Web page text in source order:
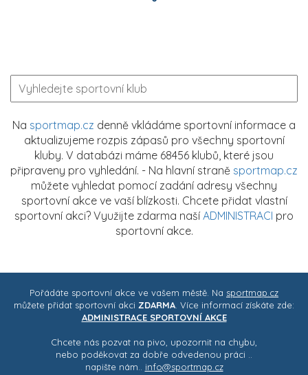
Na sportmap.cz denně vkládáme sportovní informace a
aktualizujeme rozpis zápasů pro všechny sportovní
kluby. V databázi máme 68456 klubů, které jsou
připraveny pro vyhledání. - Na hlavní straně sportmap.cz
můžete vyhledat pomocí zadání adresy všechny
sportovní akce ve vaší blízkosti. Chcete přidat vlastní
sportovní akci? Využijte zdarma naší ADMINISTRACI pro
sportovní akce.
Pořádáte sportovní akce ve vašem městě. Na sportmap.cz
můžete přidat sportovní akci ZDARMA . Více informací získáte zde:
ADMINISTRACE SPORTOVNÍ AKCE
Chcete nás pozvat na pivo, upozornit na chybu,
nebo poděkovat za dobře odvedenou práci ..
napište nám.. info@sportmap.cz